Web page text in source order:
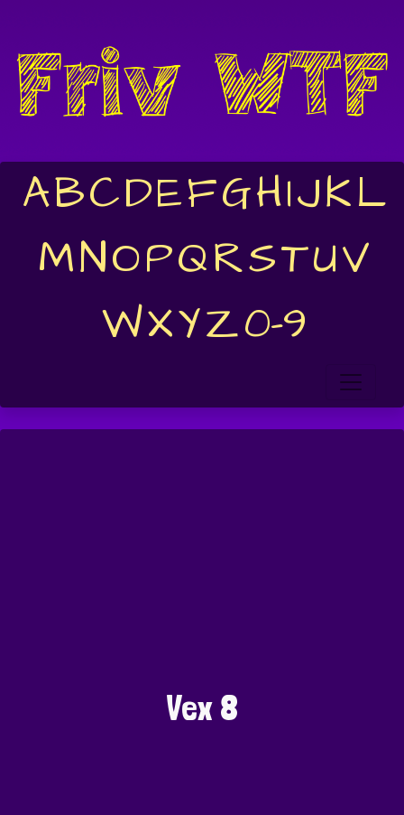
ABCDEFGHIJKL
MNOPQRSTUV
WXYZ0-9
Vex 8